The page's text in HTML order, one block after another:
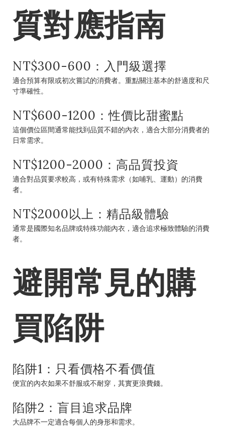
質對應指南
NT$300-600：入門級選擇
適合預算有限或初次嘗試的消費者。重點關注基本的舒適度和尺
寸準確性。
NT$600-1200：性價比甜蜜點
這個價位區間通常能找到品質不錯的內衣，適合大部分消費者的
日常需求。
NT$1200-2000：高品質投資
適合對品質要求較高，或有特殊需求（如哺乳、運動）的消費
者。
NT$2000以上：精品級體驗
通常是國際知名品牌或特殊功能內衣，適合追求極致體驗的消費
者。
避開常見的購
買陷阱
陷阱1：只看價格不看價值
便宜的內衣如果不舒服或不耐穿，其實更浪費錢。
陷阱2：盲目追求品牌
大品牌不一定適合每個人的身形和需求。